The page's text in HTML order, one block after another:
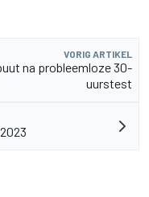
VORIG ARTIKEL
na probleemloze 30-
uurstest